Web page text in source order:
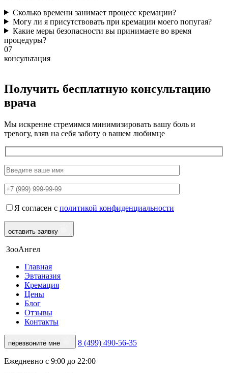
Сколько времени занимает процесс кремации?
Могу ли я присутствовать при кремации моего попугая?
Какие меры безопасности вы принимаете во время
процедуры?
07
консультация
Получить бесплатную консультацию
врача
Мы искренне стремимся минимизировать вашу боль и
тревогу, взяв на себя заботу о вашем любимце
Я согласен с политикой конфиденциальности
оставить заявку
ЗооАнгел
Главная
Эвтаназия
Кремация
Цены
Блог
Отзывы
Контакты
перезвоните мне 8 (499) 490-56-35
Ежедневно с 9:00 до 22:00